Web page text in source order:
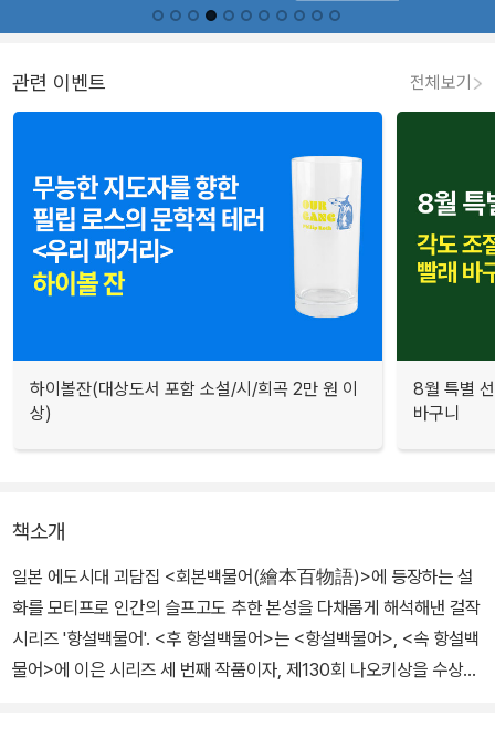
관련 이벤트 전체보기
하이볼잔(대상도서 포함 소설/시/희곡 2만 원 이
상)
8월 특별
바구니
책소개
일본 에도시대 괴담집 <회본백물어(繪本百物語)>에 등장하는 설
화를 모티프로 인간의 슬프고도 추한 본성을 다채롭게 해석해낸 걸작
시리즈 '항설백물어'. <후 항설백물어>는 <항설백물어>, <속 항설백
물어>에 이은 시리즈 세 번째 작품이자, 제130회 나오키상을 수상한,